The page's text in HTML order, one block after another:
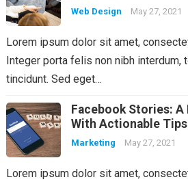
Web Design May 27, 2021
Lorem ipsum dolor sit amet,
Integer porta felis non nibh interdum,
tincidunt. Sed eget…
Facebook Stories: A
With Actionable Tips
Marketing May 27, 2021
Lorem ipsum dolor sit amet,